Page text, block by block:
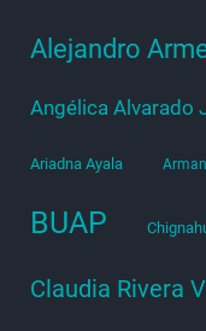
Alejandro
Angélica Alvarado
Ariadna Ayala
BUAP
Claudia Rivera